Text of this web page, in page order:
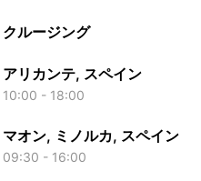
クルージング
アリカンテ, スペイン
10:00 - 18:00
マオン, ミノルカ, スペイン
09:30 - 16:00